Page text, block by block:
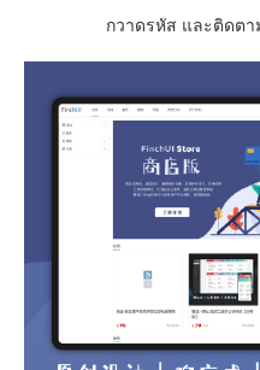
กวาดรหัส และติดต